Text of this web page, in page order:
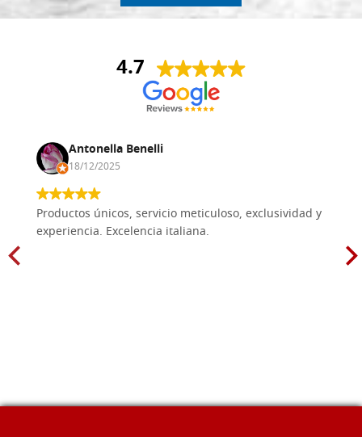
4.7
Antonella Benelli
18/12/2025
Productos únicos, servicio meticuloso, exclusividad y
experiencia. Excelencia italiana.